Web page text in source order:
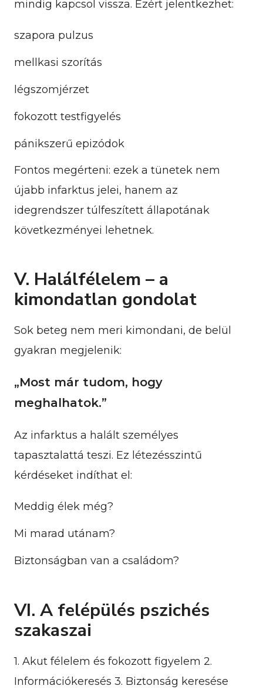
mindig kapcsol vissza. Ezért jelentkezhet:
szapora pulzus
mellkasi szorítás
légszomjérzet
fokozott testfigyelés
pánikszerű epizódok
Fontos megérteni: ezek a tünetek nem
újabb infarktus jelei, hanem az
idegrendszer túlfeszített állapotának
következményei lehetnek.
V. Halálfélelem – a
kimondatlan gondolat
Sok beteg nem meri kimondani, de belül
gyakran megjelenik:
„Most már tudom, hogy
meghalhatok.”
Az infarktus a halált személyes
tapasztalattá teszi. Ez létezésszintű
kérdéseket indíthat el:
Meddig élek még?
Mi marad utánam?
Biztonságban van a családom?
VI. A felépülés pszichés
szakaszai
1. Akut félelem és fokozott figyelem 2.
Információkeresés 3. Biztonság keresése